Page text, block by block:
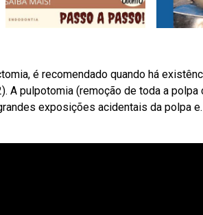
é recomendado quando há
A pulpotomia (remoção de toda a polpa
exposições acidentais da polpa